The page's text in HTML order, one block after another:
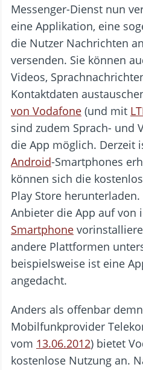
Messenger-Dienst nun
eine Applikation, eine
die Nutzer Nachrichten
versenden. Sie können
Videos,
Kontaktdaten
von Vodafone (und mit
sind zudem Sprach- und
die App möglich. Derzeit
Android-Smartphones
können sich die
Play Store
Anbieter die App auf von
Smartphone
andere Plattformen
beispielsweise ist eine
angedacht.
Anders als offenbar
Mobilfunkprovider
vom 13.06.2012) bietet
kostenlose Nutzung an.